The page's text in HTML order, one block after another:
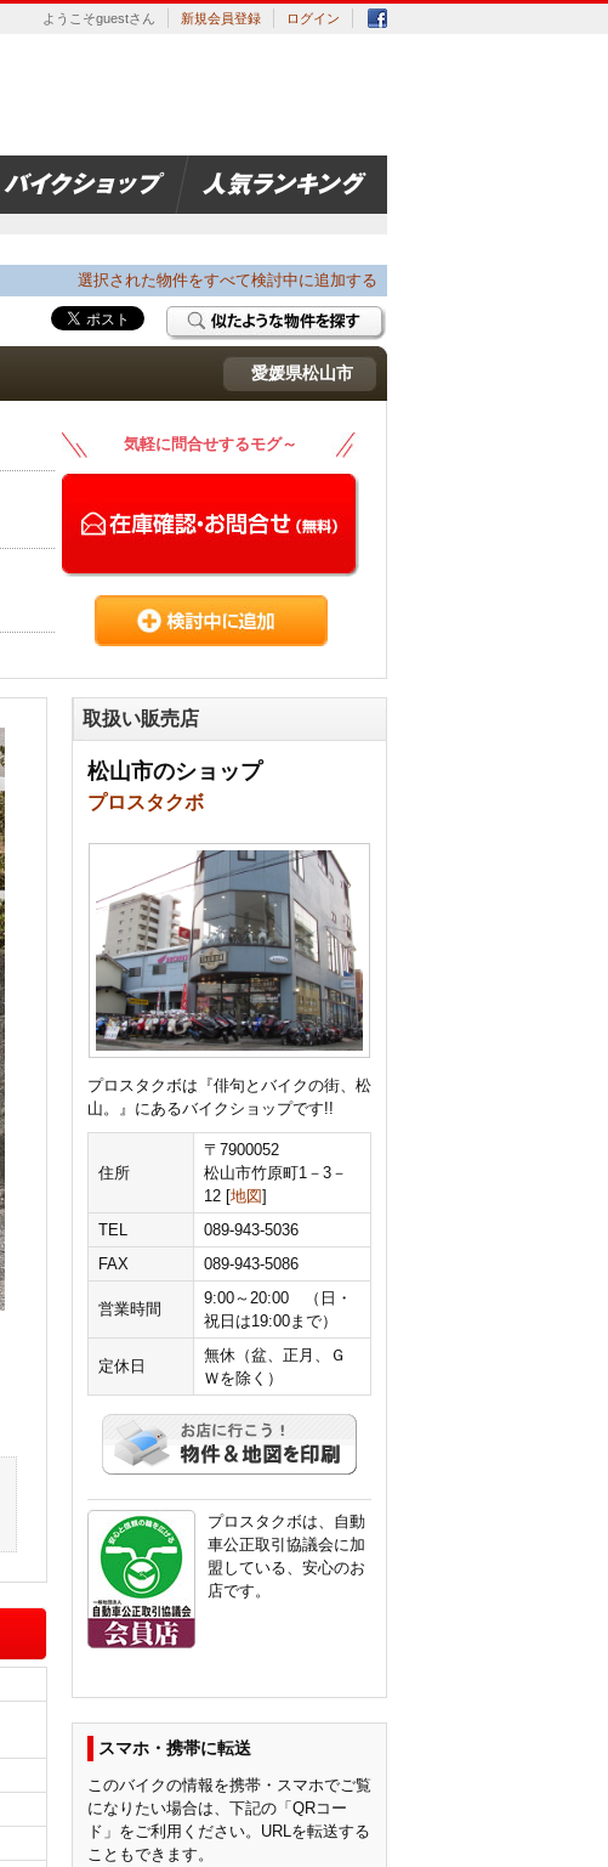
ようこそguestさん 新規会員登録 ログイン
選択された物件をすべて検討中に追加する
愛媛県松山市
気軽に問合せするモグ～
取扱い販売店
松山市のショップ
プロスタクボ
プロスタクボは『俳句とバイクの街、松
山。』にあるバイクショップです!!
住所
〒7900052
松山市竹原町1－3－
12 [地図]
TEL
089-943-5036
FAX
089-943-5086
営業時間
9:00～20:00 （日・
祝日は19:00まで）
定休日
無休（盆、正月、Ｇ
Ｗを除く）
プロスタクボは、自動
車公正取引協議会に加
盟している、安心のお
店です。
スマホ・携帯に転送
このバイクの情報を携帯・スマホでご覧
になりたい場合は、下記の「QRコー
ド」をご利用ください。URLを転送する
こともできます。